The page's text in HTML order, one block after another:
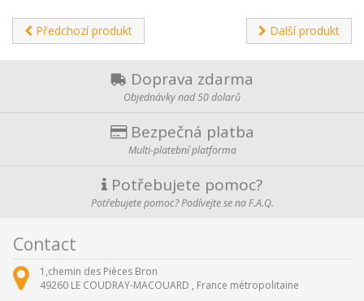
Předchozí produkt Další produkt
Doprava zdarma
Objednávky nad 50 dolarů
Bezpečná platba
Multi-platební platforma
Potřebujete pomoc?
Potřebujete pomoc? Podívejte se na F.A.Q.
Contact
1,chemin des Pièces Bron
49260 LE COUDRAY-MACOUARD , France métropolitaine